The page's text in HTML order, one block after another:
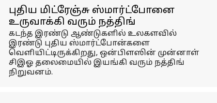
புதிய மிட்ரேஞ்சு ஸ்மார்ட்போனை
உருவாக்கி வரும் நத்திங்
கடந்த இரண்டு ஆண்டுகளில் உலகளவில்
இரண்டு புதிய ஸ்மார்ட்போன்களை
வெளியிட்டிருக்கிறது, ஒன்பிளஸின் முன்னாள்
சிஇஓ தலைமையில் இயங்கி வரும் நத்திங்
நிறுவனம்.